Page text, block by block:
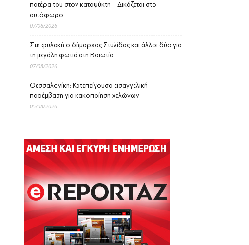
πατέρα του στον καταψύκτη – Δικάζεται στο
αυτόφωρο
07/08/2026
Στη φυλακή ο δήμαρχος Στυλίδας και άλλοι δύο για
τη μεγάλη φωτιά στη Βοιωτία
07/08/2026
Θεσσαλονίκη: Κατεπείγουσα εισαγγελική
παρέμβαση για κακοποίηση χελώνων
05/08/2026